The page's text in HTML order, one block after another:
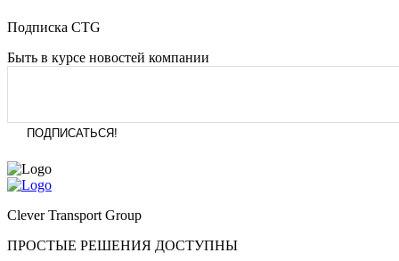
Подписка CTG
Быть в курсе новостей компании
Clever Transport Group
ПРОСТЫЕ РЕШЕНИЯ ДОСТУПНЫ